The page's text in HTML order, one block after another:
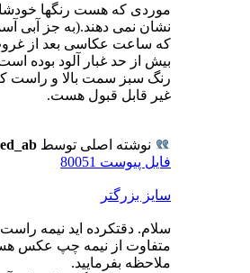
موردی که هست رنگها
نشان نمی دهند.(به جز آبی
که ساعت عکاسی بعد از
بیش از حد غبار آلود بوده
رنگ سبز سمت بالا و راست
غیر قابل قبول هست.
نوشته اصلی توسط
فایل پیوست 80051
سایز بزرگتر
سلام. دقتکرده اید نیمه
متفاوت از نیمه چپ عکس
ملاحظه بفرمایید.